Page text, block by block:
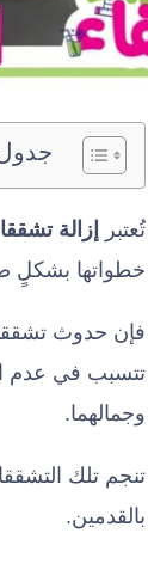
تُعتبر إزالة
خطواتها بشكلٍ
فإن حدوث
تتسبب في عدم
وجمالهما.
تنجم تلك
بالقدمين.